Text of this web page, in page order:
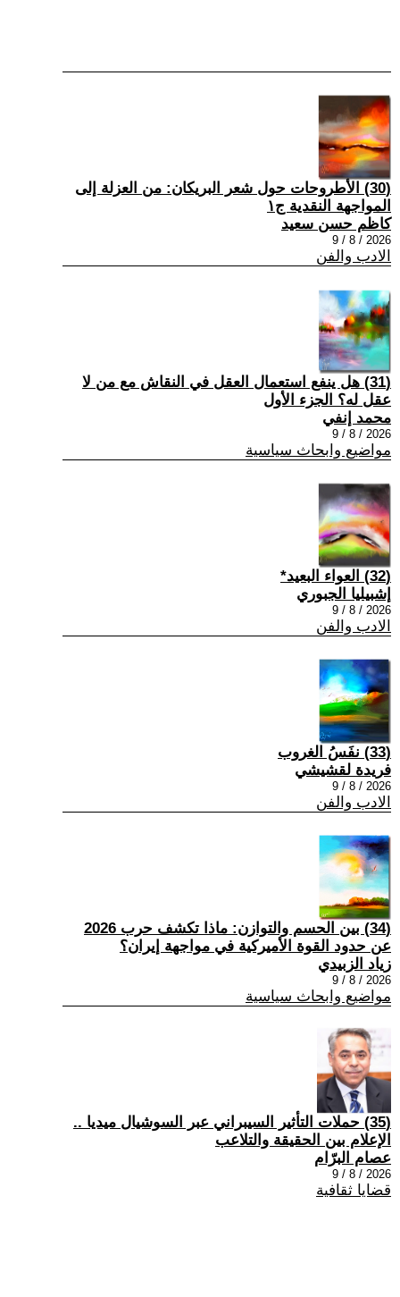
(30) الأطروحات حول شعر البريكان: من العزلة إلى
المواجهة النقدية ج١
كاظم حسن سعيد
2026 / 8 / 9
الادب والفن
(31) هل ينفع استعمال العقل في النقاش مع من لا
عقل له؟ الجزء الأول
محمد إنفي
2026 / 8 / 9
مواضيع وابحاث سياسية
(32) العواء البعيد*
إشبيليا الجبوري
2026 / 8 / 9
الادب والفن
(33) نفَسُ الغروب
فريدة لقشيشي
2026 / 8 / 9
الادب والفن
(34) بين الحسم والتوازن: ماذا تكشف حرب 2026
عن حدود القوة الأميركية في مواجهة إيران؟
زياد الزبيدي
2026 / 8 / 9
مواضيع وابحاث سياسية
(35) حملات التأثير السيبراني عبر السوشيال ميديا ..
الإعلام بين الحقيقة والتلاعب
عصام البرّام
2026 / 8 / 9
قضايا ثقافية